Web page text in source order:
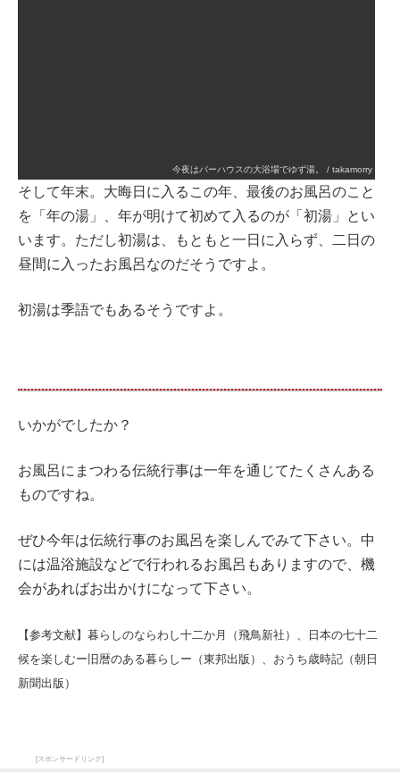
今夜はバーハウスの大浴場でゆず湯。 / takamorry
そして年末。大晦日に入るこの年、最後のお風呂のこと
を「年の湯」、年が明けて初めて入るのが「初湯」とい
います。ただし初湯は、もともと一日に入らず、二日の
昼間に入ったお風呂なのだそうですよ。
初湯は季語でもあるそうですよ。
いかがでしたか？
お風呂にまつわる伝統行事は一年を通じてたくさんある
ものですね。
ぜひ今年は伝統行事のお風呂を楽しんでみて下さい。中
には温浴施設などで行われるお風呂もありますので、機
会があればお出かけになって下さい。
【参考文献】暮らしのならわし十二か月（飛鳥新社）、日本の七十二
候を楽しむー旧暦のある暮らしー（東邦出版）、おうち歳時記（朝日
新聞出版）
[スポンサードリンク]